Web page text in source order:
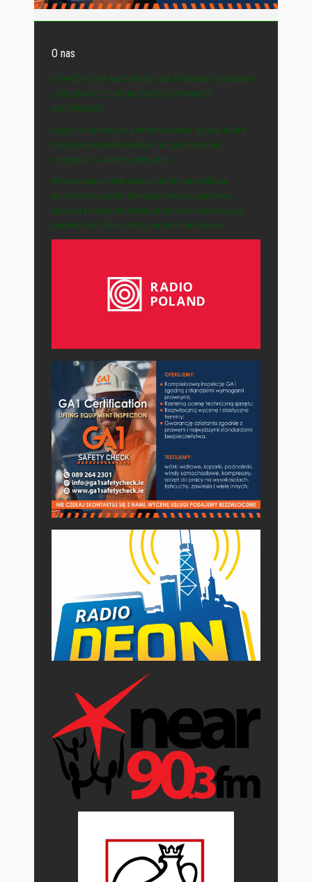
O nas
© WSZYSTKIE MATERIAŁY NA STRONIE WYDAWCY
„POLSKA-IE” CHRONIONE SĄ PRAWEM
AUTORSKIM.
Naszym celem jest prezentowanie spraw, które
mają bezpośredni wpływ na życie polskiej
emigracji na Zielonej Wyspie.
Prezentujemy informacje, które przybliżają
polityczne zasady funkcjonowania państwa,
opisują zasady działania gospodarki i pokazują
sprawy, na które każdy może mieć wpływ.